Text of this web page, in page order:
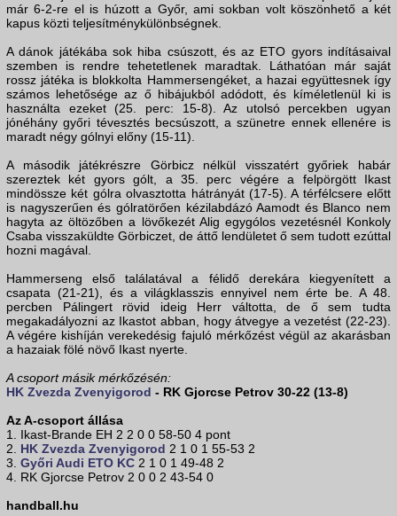
már 6-2-re el is húzott a Győr, ami sokban volt köszönhető a két
kapus közti teljesítménykülönbségnek.
A dánok játékába sok hiba csúszott, és az ETO gyors indításaival
szemben is rendre tehetetlenek maradtak. Láthatóan már saját
rossz játéka is blokkolta Hammersengéket, a hazai együttesnek így
számos lehetősége az ő hibájukból adódott, és kíméletlenül ki is
használta ezeket (25. perc: 15-8). Az utolsó percekben ugyan
jónéhány győri tévesztés becsúszott, a szünetre ennek ellenére is
maradt négy gólnyi előny (15-11).
A második játékrészre Görbicz nélkül visszatért győriek habár
szereztek két gyors gólt, a 35. perc végére a felpörgött Ikast
mindössze két gólra olvasztotta hátrányát (17-5). A térfélcsere előtt
is nagyszerűen és gólratörően kézilabdázó Aamodt és Blanco nem
hagyta az öltözőben a lövőkezét Alig egygólos vezetésnél Konkoly
Csaba visszaküldte Görbiczet, de áttő lendületet ő sem tudott ezúttal
hozni magával.
Hammerseng első találatával a félidő derekára kiegyenített a
csapata (21-21), és a világklasszis ennyivel nem érte be. A 48.
percben Pálingert rövid ideig Herr váltotta, de ő sem tudta
megakadályozni az Ikastot abban, hogy átvegye a vezetést (22-23).
A végére kishíján verekedésig fajuló mérkőzést végül az akarásban
a hazaiak fölé növő Ikast nyerte.
A csoport másik mérkőzésén:
HK Zvezda Zvenyigorod - RK Gjorcse Petrov 30-22 (13-8)
Az A-csoport állása
1. Ikast-Brande EH 2 2 0 0 58-50 4 pont
2. HK Zvezda Zvenyigorod 2 1 0 1 55-53 2
3. Győri Audi ETO KC 2 1 0 1 49-48 2
4. RK Gjorcse Petrov 2 0 0 2 43-54 0
handball.hu